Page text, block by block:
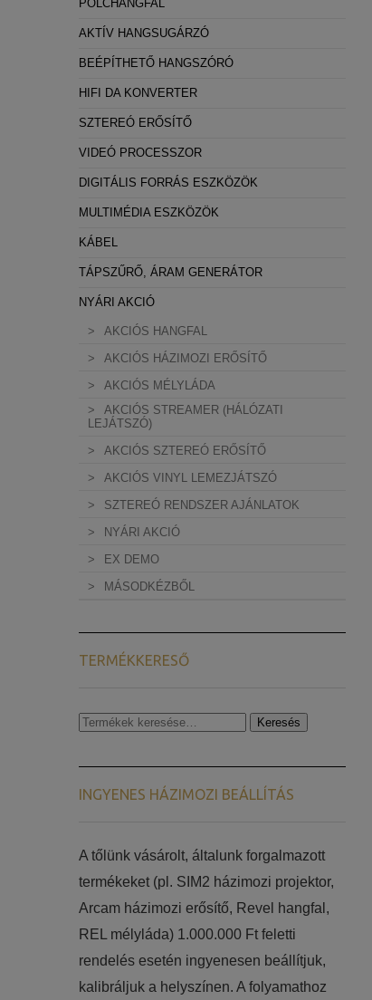
POLCHANGFAL
AKTÍV HANGSUGÁRZÓ
BEÉPÍTHETŐ HANGSZÓRÓ
HIFI DA KONVERTER
SZTEREÓ ERŐSÍTŐ
VIDEÓ PROCESSZOR
DIGITÁLIS FORRÁS ESZKÖZÖK
MULTIMÉDIA ESZKÖZÖK
KÁBEL
TÁPSZŰRŐ, ÁRAM GENERÁTOR
NYÁRI AKCIÓ
AKCIÓS HANGFAL
AKCIÓS HÁZIMOZI ERŐSÍTŐ
AKCIÓS MÉLYLÁDA
AKCIÓS STREAMER (HÁLÓZATI
LEJÁTSZÓ)
AKCIÓS SZTEREÓ ERŐSÍTŐ
AKCIÓS VINYL LEMEZJÁTSZÓ
SZTEREÓ RENDSZER AJÁNLATOK
NYÁRI AKCIÓ
EX DEMO
MÁSODKÉZBŐL
TERMÉKKERESŐ
Keresés
Keresés
INGYENES HÁZIMOZI BEÁLLÍTÁS
​​A tőlünk vásárolt, általunk forgalmazott
termékeket (pl. SIM2 házimozi projektor,
Arcam házimozi erősítő, Revel hangfal,
REL mélyláda) 1.000.000 Ft feletti
rendelés esetén ingyenesen beállítjuk,
kalibráljuk a helyszínen. A folyamathoz